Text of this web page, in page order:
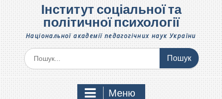
Інститут соціальної та
політичної психології
Національної академії педагогічних наук України
Шукати:
Меню